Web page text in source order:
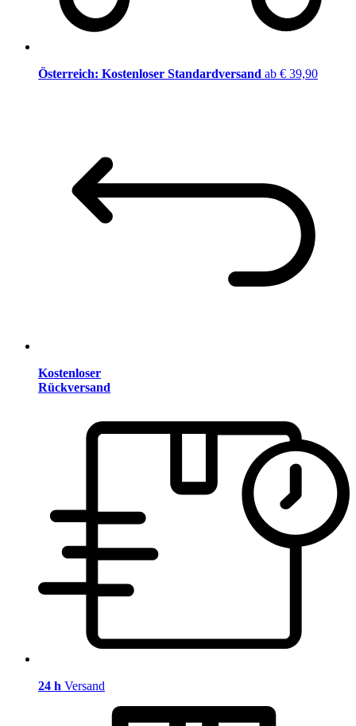
Österreich: Kostenloser Standardversand ab € 39,90
Kostenloser
Rückversand
24 h Versand